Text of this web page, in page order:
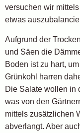
versuchen wir
etwas
Aufgrund der
und Säen die
Boden ist zu hart,
Grünkohl harren
Die Salate wollen in
was von den
mittels zusätzlichen
abverlangt. Aber